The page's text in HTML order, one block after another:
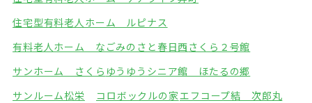
住宅型有料老人ホーム ルピナス
有料老人ホーム なごみのさと春日西さくら２号館
サンホーム さくら ゆうゆうシニア館 ほたるの郷
サンルーム松栄
コロボックルの家エフコープ結 次郎丸